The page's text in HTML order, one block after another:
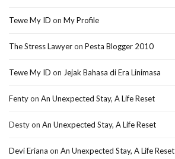
Tewe My ID on My Profile
The Stress Lawyeron Pesta Blogger 2010
Tewe My ID on Jejak Bahasa di Era Linimasa
Fentyon An Unexpected Stay, A Life Reset
Destyon An Unexpected Stay, A Life Reset
Devi Eriana on An Unexpected Stay, A Life Reset